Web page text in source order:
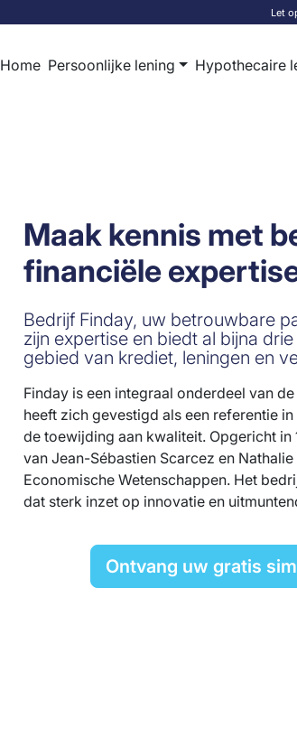
Let
Home Persoonlijke lening Hypothecaire
Maak kennis met
financiële
Bedrijf Finday, uw betrouwbare
zijn expertise en biedt al bijna
gebied van krediet, leningen en
Finday is een integraal onderdeel van
heeft zich gevestigd als een referentie
de toewijding aan kwaliteit. Opgericht in
van Jean-Sébastien Scarcez en
Economische Wetenschappen. Het
dat sterk inzet op innovatie en
Ontvang uw gratis